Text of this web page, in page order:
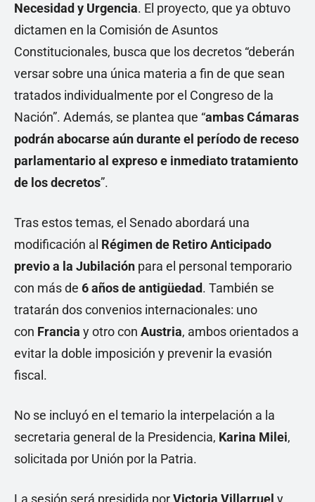
Necesidad y Urgencia. El proyecto, que ya obtuvo
dictamen en la Comisión de Asuntos
Constitucionales, busca que los decretos “deberán
versar sobre una única materia a fin de que sean
tratados individualmente por el Congreso de la
Nación”. Además, se plantea que “ambas Cámaras
podrán abocarse aún durante el período de receso
parlamentario al expreso e inmediato tratamiento
de los decretos”.
Tras estos temas, el Senado abordará una
modificación al Régimen de Retiro Anticipado
previo a la Jubilación para el personal temporario
con más de 6 años de antigüedad. También se
tratarán dos convenios internacionales: uno
con Francia y otro con Austria, ambos orientados a
evitar la doble imposición y prevenir la evasión
fiscal.
No se incluyó en el temario la interpelación a la
secretaria general de la Presidencia, Karina Milei,
solicitada por Unión por la Patria.
La sesión será presidida porVictoria Villarruel y